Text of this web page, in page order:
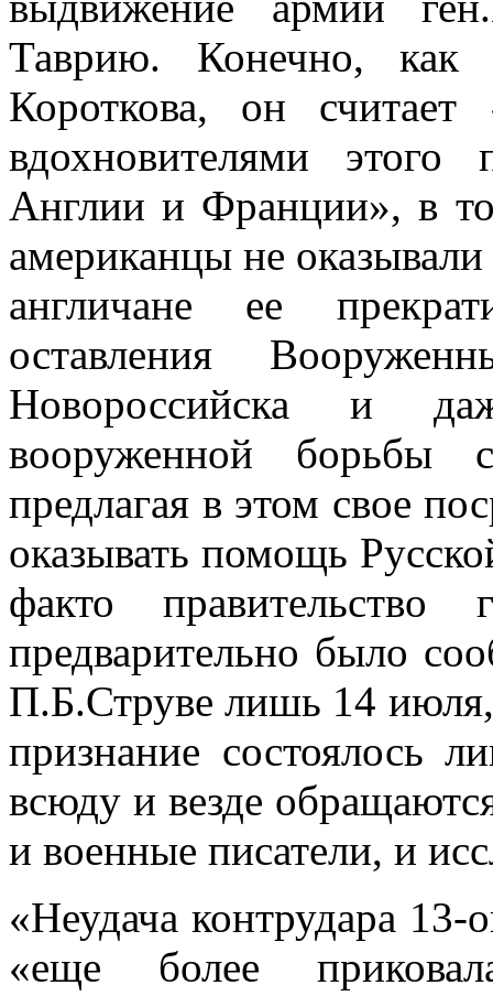
Таврию. Конечно,
Короткова, он считает
вдохновителями
Англии и Франции», в
американцы не
англичане ее
оставления
Новороссийска и
вооруженной борьбы с
предлагая в этом свое
оказывать помощь
факто
предварительно было
П.Б.Струве лишь 14
признание состоялось
всюду и везде
и военные писатели, и
«Неудача контрудара
«еще более